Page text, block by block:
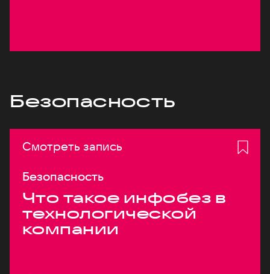
Безопасность
Смотреть запись
Безопасность
Что такое инфобез в
технологической
компании